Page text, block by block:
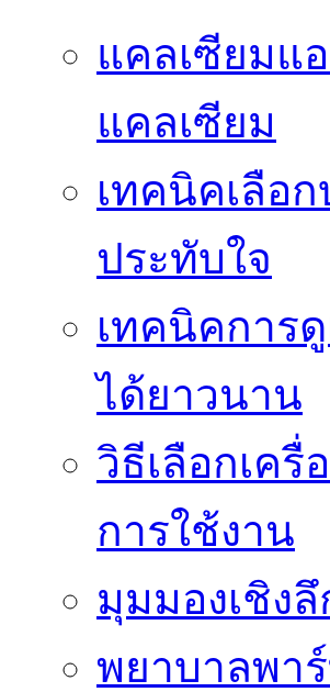
แคลเซียมแ
แคลเซียม
เทคนิคเลือ
ประทับใจ
เทคนิคการ
ได้ยาวนาน
วิธีเลือกเครื่
การใช้งาน
มุมมองเชิง
พยาบาลพา